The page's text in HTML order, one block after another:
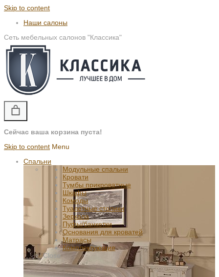
Skip to content
Наши салоны
Сеть мебельных салонов "Классика"
Сейчас ваша корзина пуста!
Skip to content Menu
Спальни
Модульные спальни
Кровати
Тумбы прикроватные
Шкафы
Комоды
Туалетные столики
Зеркала
Пуфы/банкетки
Основания для кроватей
Матрасы
Комплектующие
Close